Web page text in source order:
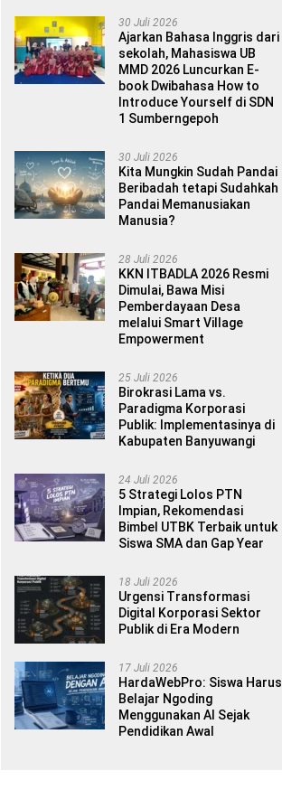
30 Juli 2026
Ajarkan Bahasa Inggris dari
sekolah, Mahasiswa UB
MMD 2026 Luncurkan E-
book Dwibahasa How to
Introduce Yourself di SDN
1 Sumberngepoh
30 Juli 2026
Kita Mungkin Sudah Pandai
Beribadah tetapi Sudahkah
Pandai Memanusiakan
Manusia?
28 Juli 2026
KKN ITBADLA 2026 Resmi
Dimulai, Bawa Misi
Pemberdayaan Desa
melalui Smart Village
Empowerment
25 Juli 2026
Birokrasi Lama vs.
Paradigma Korporasi
Publik: Implementasinya di
Kabupaten Banyuwangi
24 Juli 2026
5 Strategi Lolos PTN
Impian, Rekomendasi
Bimbel UTBK Terbaik untuk
Siswa SMA dan Gap Year
18 Juli 2026
Urgensi Transformasi
Digital Korporasi Sektor
Publik di Era Modern
17 Juli 2026
HardaWebPro: Siswa Harus
Belajar Ngoding
Menggunakan AI Sejak
Pendidikan Awal